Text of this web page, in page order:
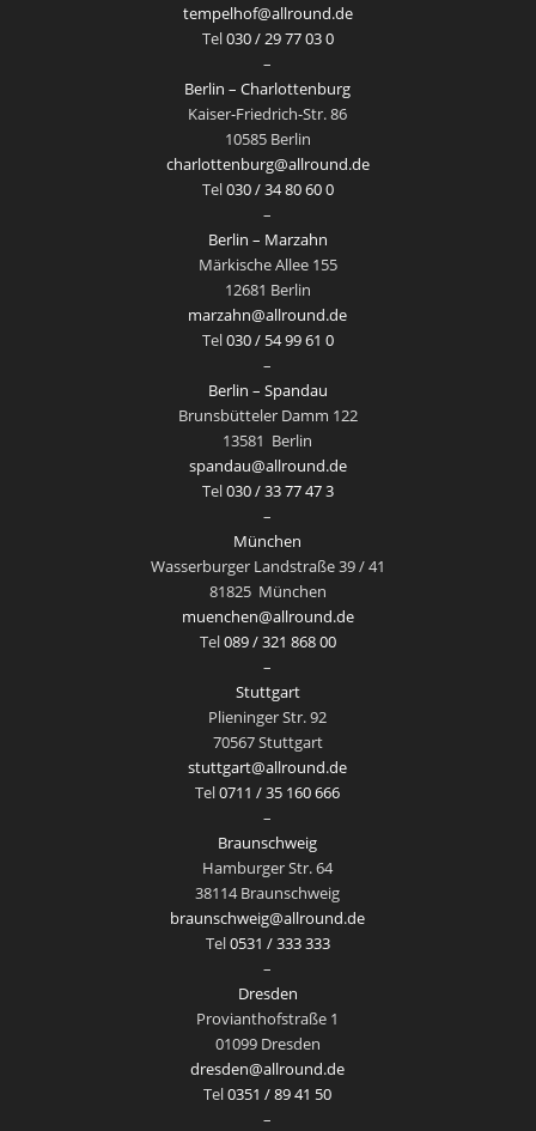
tempelhof@allround.de
Tel030 / 29 77 03 0
–
Berlin – Charlottenburg
Kaiser-Friedrich-Str. 86
10585 Berlin
charlottenburg@allround.de
Tel030 / 34 80 60 0
–
Berlin – Marzahn
Märkische Allee 155
12681 Berlin
marzahn@allround.de
Tel030 / 54 99 61 0
–
Berlin – Spandau
Brunsbütteler Damm 122
13581 Berlin
spandau@allround.de
Tel030 / 33 77 47 3
–
München
Wasserburger Landstraße 39 / 41
81825 München
muenchen@allround.de
Tel089 / 321 868 00
–
Stuttgart
Plieninger Str. 92
70567 Stuttgart
stuttgart@allround.de
Tel0711 / 35 160 666
–
Braunschweig
Hamburger Str. 64
38114 Braunschweig
braunschweig@allround.de
Tel0531 / 333 333
–
Dresden
Provianthofstraße 1
01099 Dresden
dresden@allround.de
Tel0351 / 89 41 50
–